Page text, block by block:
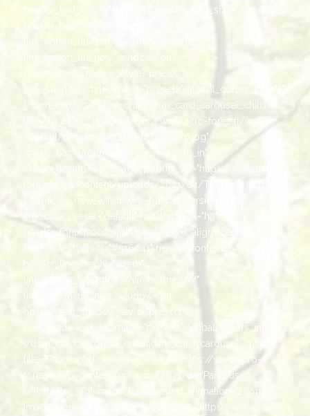
header_text_color="#316041" header_font_size="24px"
header_line_height="1.2em"
link_option_url="https://gameoforez.fr/"
link_option_url_new_window="on"
header_text_shadow_style="preset1"
box_shadow_style_image="preset2" global_colors_info="{}"]
[/dsm_card_carousel_child][dsm_card_carousel_child
title="Tir à l'arc" image="https://www.acro-forez.fr/wp-
content/uploads/2021/04/Tir-a-larc.jpg"
image_background_animation="zoom_in"
image_popup="on" image_popup_src="https://www.acro-
forez.fr/wp-content/uploads/2021/04/Tir-a-larc.jpg"
button_url_new_window=1 _builder_version=4.16
_module_preset="default" header_level="h3"
header_font="|700||on|||||" header_text_align="center"
header_text_color="#316041" header_font_size="24px"
header_line_height="1.2em"
link_option_url="https://gameoforez.fr/"
link_option_url_new_window="on"
header_text_shadow_style="preset1"
box_shadow_style_image="preset2" global_colors_info="{}"]
[/dsm_card_carousel_child][dsm_card_carousel_child
title="Parcours d'obstacles" image="https://www.acro-
forez.fr/wp-content/uploads/2021/04/Parcous-
dobstacles.jpg" image_background_animation="zoom_in"
image_popup="on" image_popup_src="https://www.acro-